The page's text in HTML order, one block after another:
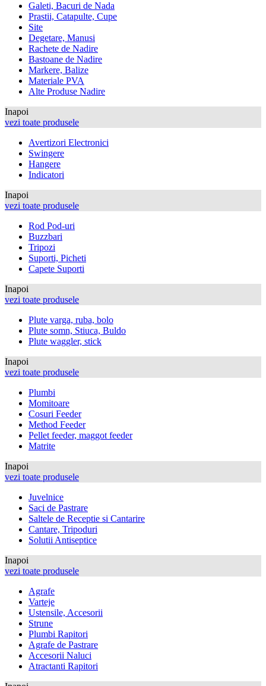
Galeti, Bacuri de Nada
Prastii, Catapulte, Cupe
Site
Degetare, Manusi
Rachete de Nadire
Bastoane de Nadire
Markere, Balize
Materiale PVA
Alte Produse Nadire
Inapoi
vezi toate produsele
Avertizori Electronici
Swingere
Hangere
Indicatori
Inapoi
vezi toate produsele
Rod Pod-uri
Buzzbari
Tripozi
Suporti, Picheti
Capete Suporti
Inapoi
vezi toate produsele
Plute varga, ruba, bolo
Plute somn, Stiuca, Buldo
Plute waggler, stick
Inapoi
vezi toate produsele
Plumbi
Momitoare
Cosuri Feeder
Method Feeder
Pellet feeder, maggot feeder
Matrite
Inapoi
vezi toate produsele
Juvelnice
Saci de Pastrare
Saltele de Receptie si Cantarire
Cantare, Tripoduri
Solutii Antiseptice
Inapoi
vezi toate produsele
Agrafe
Varteje
Ustensile, Accesorii
Strune
Plumbi Rapitori
Agrafe de Pastrare
Accesorii Naluci
Atractanti Rapitori